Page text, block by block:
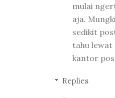
mulai
aja.
sedikit
tahu lewat
kantor
Replies